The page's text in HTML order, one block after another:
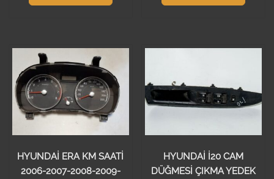
HYUNDAİ ERA KM SAATİ
2006-2007-2008-2009-
HYUNDAİ İ20 CAM
DÜĞMESİ ÇIKMA YEDEK